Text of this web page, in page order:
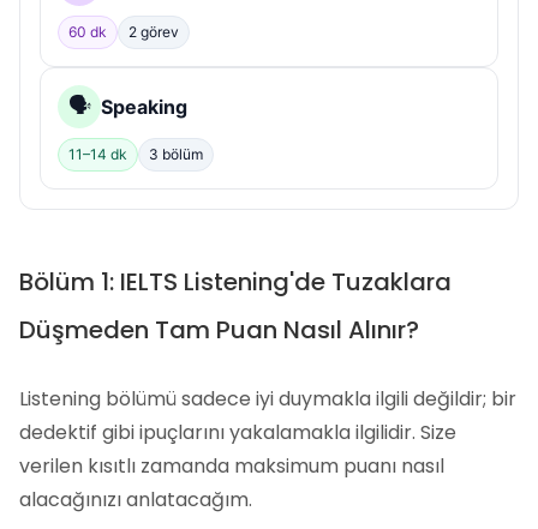
60 dk 2 görev
🗣️ Speaking
11–14 dk 3 bölüm
Bölüm 1: IELTS Listening'de Tuzaklara
Düşmeden Tam Puan Nasıl Alınır?
Listening bölümü sadece iyi duymakla ilgili değildir; bir
dedektif gibi ipuçlarını yakalamakla ilgilidir. Size
verilen kısıtlı zamanda maksimum puanı nasıl
alacağınızı anlatacağım.